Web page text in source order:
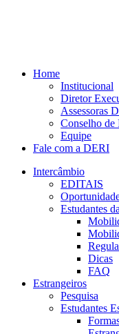
Home
Institucional
Diretor
Assessoras
Conselho de
Equipe
Fale com a DERI
Intercâmbio
EDITAIS
Estudantes
Dicas
FAQ
Estrangeiros
Pesquisa
Estudantes